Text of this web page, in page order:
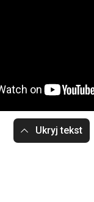
Ukryj tekst